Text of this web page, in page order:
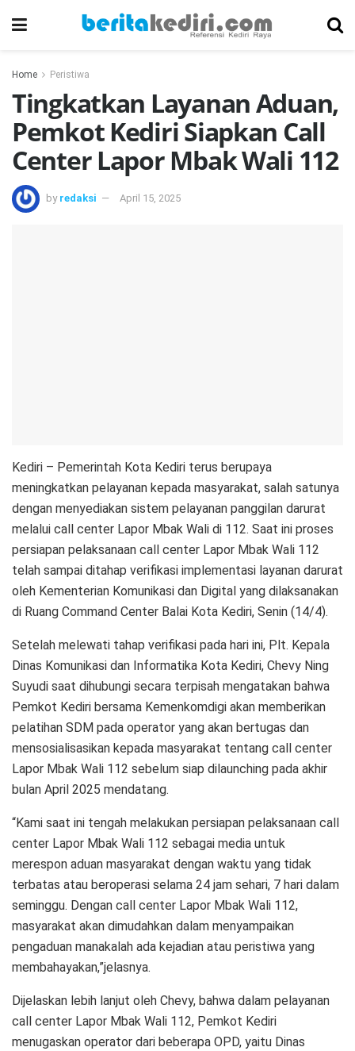
Home Peristiwa
Tingkatkan Layanan Aduan,
Pemkot Kediri Siapkan Call
Center Lapor Mbak Wali 112
by redaksi April 15, 2025
Kediri – Pemerintah Kota Kediri terus berupaya
meningkatkan pelayanan kepada masyarakat, salah satunya
dengan menyediakan sistem pelayanan panggilan darurat
melalui call center Lapor Mbak Wali di 112. Saat ini proses
persiapan pelaksanaan call center Lapor Mbak Wali 112
telah sampai ditahap verifikasi implementasi layanan darurat
oleh Kementerian Komunikasi dan Digital yang dilaksanakan
di Ruang Command Center Balai Kota Kediri, Senin (14/4).
Setelah melewati tahap verifikasi pada hari ini, Plt. Kepala
Dinas Komunikasi dan Informatika Kota Kediri, Chevy Ning
Suyudi saat dihubungi secara terpisah mengatakan bahwa
Pemkot Kediri bersama Kemenkomdigi akan memberikan
pelatihan SDM pada operator yang akan bertugas dan
mensosialisasikan kepada masyarakat tentang call center
Lapor Mbak Wali 112 sebelum siap dilaunching pada akhir
bulan April 2025 mendatang.
“Kami saat ini tengah melakukan persiapan pelaksanaan call
center Lapor Mbak Wali 112 sebagai media untuk
merespon aduan masyarakat dengan waktu yang tidak
terbatas atau beroperasi selama 24 jam sehari, 7 hari dalam
seminggu. Dengan call center Lapor Mbak Wali 112,
masyarakat akan dimudahkan dalam menyampaikan
pengaduan manakalah ada kejadian atau peristiwa yang
membahayakan,”jelasnya.
Dijelaskan lebih lanjut oleh Chevy, bahwa dalam pelayanan
call center Lapor Mbak Wali 112, Pemkot Kediri
menugaskan operator dari beberapa OPD, yaitu Dinas